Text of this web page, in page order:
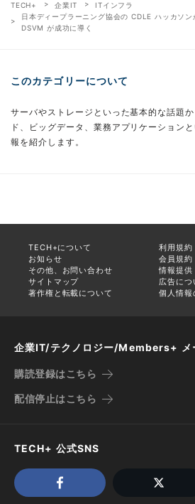
TECH+ 企業IT
ITインフラ
日本ディープラーニング協会の CDLE ハッカソ
DSVM が成功に導く
このカテゴリーについて
サーバやストレージといった基本的な話題
ド、ビッグデータ、業務アプリケーション
報を紹介します。
TECH+について
利用規約
お知らせ
会員規約
その他、お問い合わせ
情報提供
サイトマップ
広告につ
著作権と転載について
個人情報
企業IT/テクノロジー/Members+ メ
購読登録はこちら
配信停止はこちら
TECH+ 公式SNS